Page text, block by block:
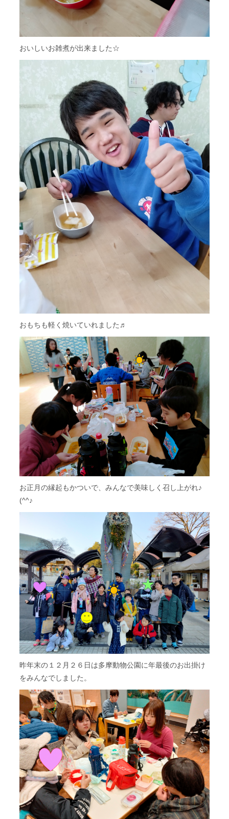
おいしいお雑煮が出来ました☆
おもちも軽く焼いていれました♬
お正月の縁起もかついで、みんなで美味しく召し上がれ♪
(^^♪
昨年末の１２月２６日は多摩動物公園に年最後のお出掛け
をみんなでしました。